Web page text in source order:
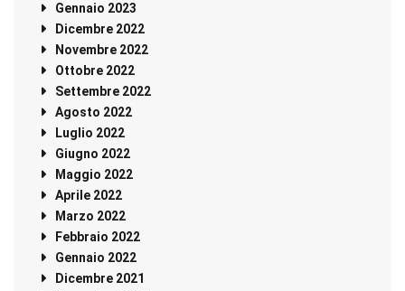
Gennaio 2023
Dicembre 2022
Novembre 2022
Ottobre 2022
Settembre 2022
Agosto 2022
Luglio 2022
Giugno 2022
Maggio 2022
Aprile 2022
Marzo 2022
Febbraio 2022
Gennaio 2022
Dicembre 2021